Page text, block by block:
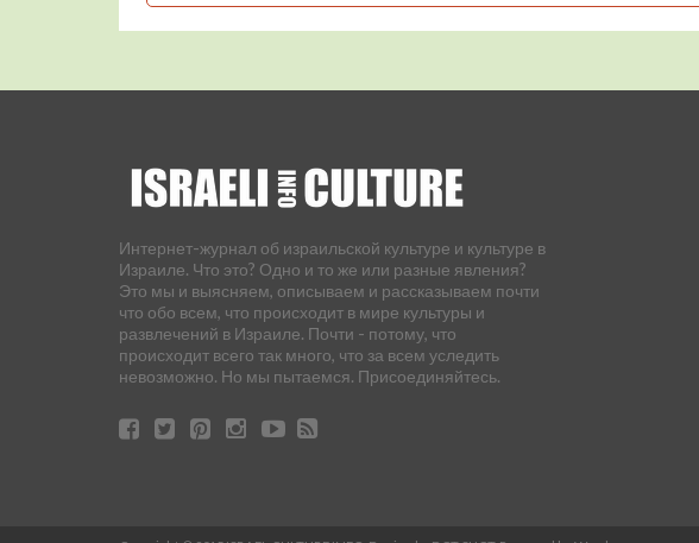
Интернет-журнал об израильской культуре и культуре в
Израиле. Что это? Одно и то же или разные явления?
Это мы и выясняем, описываем и рассказываем почти
что обо всем, что происходит в мире культуры и
развлечений в Израиле. Почти - потому, что
происходит всего так много, что за всем уследить
невозможно. Но мы пытаемся. Присоединяйтесь.